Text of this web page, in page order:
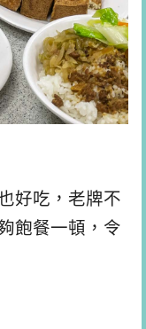
好吃，老牌不
飽餐一頓，令